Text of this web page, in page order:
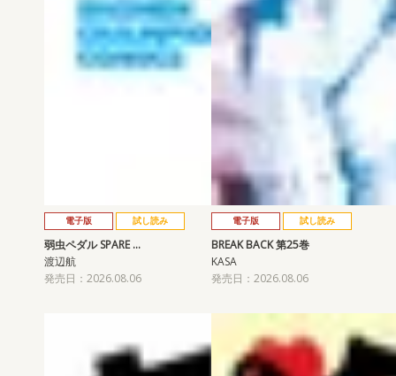
電子版 試し読み
弱虫ペダル SPARE …
渡辺航
発売日：2026.08.06
電子版 試し読み
BREAK BACK 第25巻
KASA
発売日：2026.08.06